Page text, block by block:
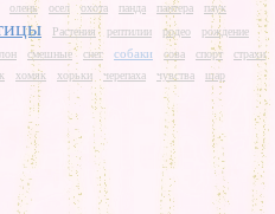
олень осел охота панда пантера
паук
Растения рептилии родео
рождение
смешные снег собаки сова спорт
страхи
хомяк хорьки черепаха чувства
шар